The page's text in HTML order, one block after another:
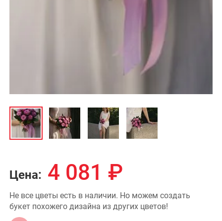
Цена: 4 081 ₽
Не все цветы есть в наличии. Но можем создать
букет похожего дизайна из других цветов!